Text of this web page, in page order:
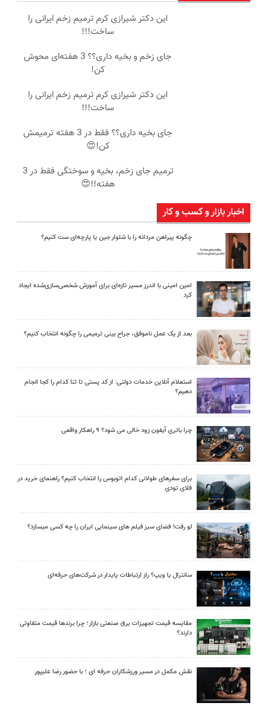
این دکتر شیرازی کرم ترمیم زخم ایرانی را
ساخت!!!
جای زخم و بخیه داری؟؟ 3 هفته‌ای محوش
کن!
این دکتر شیرازی کرم ترمیم زخم ایرانی را
ساخت!!!
جای بخیه داری؟؟ فقط در 3 هفته ترمیمش
کن!😍
ترمیم جای زخم، بخیه و سوختگی فقط در 3
هفته!!😍
اخبار بازار و کسب و کار
چگونه پیراهن مردانه را با شلوار جین یا پارچه‌ای ست کنیم؟
امین امینی با اندرز مسیر تازه‌ای برای آموزش شخصی‌سازی‌شده ایجاد
کرد
بعد از یک عمل ناموفق، جراح بینی ترمیمی را چگونه انتخاب کنیم؟
استعلام آنلاین خدمات دولتی: از کد پستی تا ثنا کدام را کجا انجام
دهیم؟
چرا باتری آیفون زود خالی می شود؟ ۹ راهکار واقعی
برای سفرهای طولانی کدام اتوبوس را انتخاب کنیم؟ راهنمای خرید در
فلای تودی
لو رفت! فضای سبز فیلم های سینمایی ایران را چه کسی میسازد؟
سانترال یا ویپ؟ راز ارتباطات پایدار در شرکت‌های حرفه‌ای
مقایسه قیمت تجهیزات برق صنعتی بازار؛ چرا برندها قیمت متفاوتی
دارند؟
نقش مکمل در مسیر ورزشکاران حرفه ای ؛ با حضور رضا علیپور